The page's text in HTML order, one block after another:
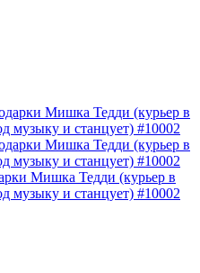
Мишка Тедди (курьер в
музыку и станцует) #10002